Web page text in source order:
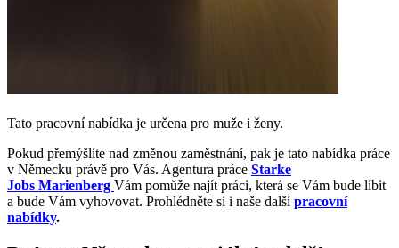
Tato pracovní nabídka je určena pro muže i ženy.
Pokud přemýšlíte nad změnou zaměstnání, pak je tato nabídka práce
v Německu právě pro Vás. Agentura práce Starke
Jobs Marienberg Vám pomůže najít práci, která se Vám bude líbit
a bude Vám vyhovovat. Prohlédněte si i naše dalšípracovní
nabídky.